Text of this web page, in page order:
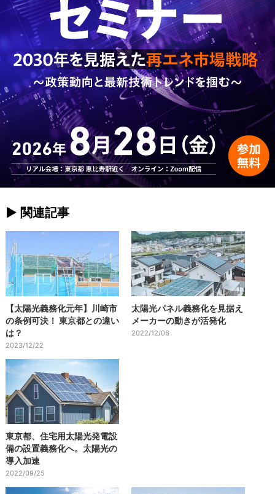
► 関連記事
【太陽光義務化元年】川崎市
の条例可決！ 東京都との違い
は？
2023/12/22
太陽光パネル義務化を見据え
メーカーの動きが活発化
2022/12/06
東京都、住宅用太陽光発電設
備の設置義務化へ。太陽光の
導入加速
2022/09/25